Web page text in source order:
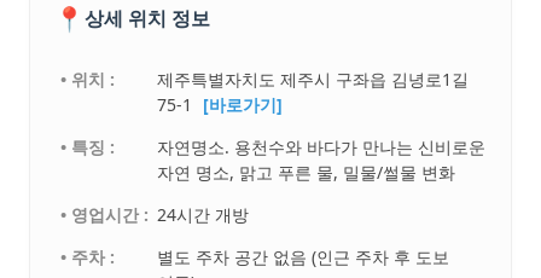
📍 상세 위치 정보
• 위치 :
제주특별자치도 제주시 구좌읍 김녕로1길
75-1
[바로가기]
• 특징 :
자연명소. 용천수와 바다가 만나는 신비로운
자연 명소, 맑고 푸른 물, 밀물/썰물 변화
• 영업시간 : 24시간 개방
• 주차 :
별도 주차 공간 없음 (인근 주차 후 도보